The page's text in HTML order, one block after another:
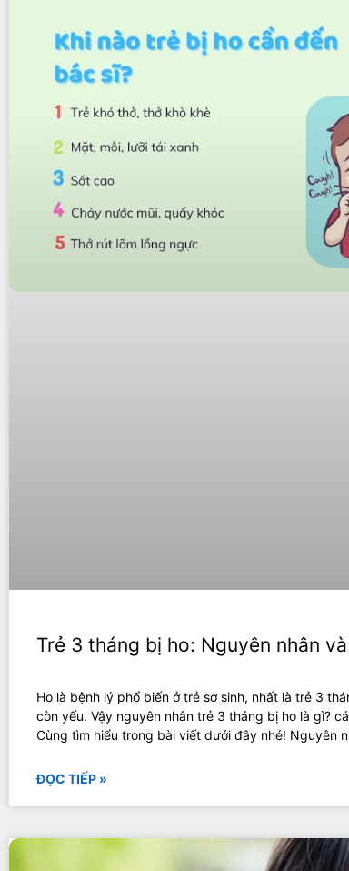
Trẻ 3 tháng bị ho: Nguyên nhân
Ho là bệnh lý phổ biến ở trẻ sơ sinh, nhất là trẻ 3
còn yếu. Vậy nguyên nhân trẻ 3 tháng bị ho là gì?
Cùng tìm hiểu trong bài viết dưới đây nhé! Nguyên
ĐỌC TIẾP »